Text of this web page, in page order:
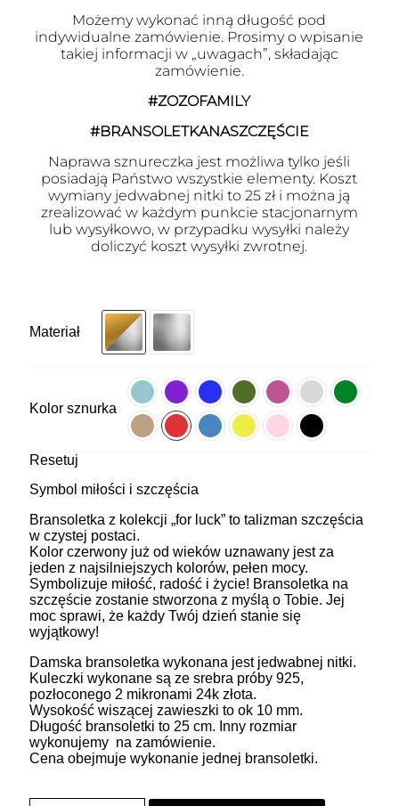
Możemy wykonać inną długość pod
indywidualne zamówienie. Prosimy o wpisanie
takiej informacji w „uwagach”, składając
zamówienie.
#ZOZOFAMILY
#BRANSOLETKANASZCZĘŚCIE
Naprawa sznureczka jest możliwa tylko jeśli
posiadają Państwo wszystkie elementy. Koszt
wymiany jedwabnej nitki to 25 zł i można ją
zrealizować w każdym punkcie stacjonarnym
lub wysyłkowo, w przypadku wysyłki należy
doliczyć koszt wysyłki zwrotnej.
Materiał
Kolor sznurka
Resetuj
Symbol miłości i szczęścia
Bransoletka z kolekcji „for luck” to talizman szczęścia
w czystej postaci.
Kolor czerwony już od wieków uznawany jest za
jeden z najsilniejszych kolorów, pełen mocy.
Symbolizuje miłość, radość i życie! Bransoletka na
szczęście zostanie stworzona z myślą o Tobie. Jej
moc sprawi, że każdy Twój dzień stanie się
wyjątkowy!
Damska bransoletka wykonana jest jedwabnej nitki.
Kuleczki wykonane są ze srebra próby 925,
pozłoconego 2 mikronami 24k złota.
Wysokość wiszącej zawieszki to ok 10 mm.
Długość bransoletki to 25 cm. Inny rozmiar
wykonujemy na zamówienie.
Cena obejmuje wykonanie jednej bransoletki.